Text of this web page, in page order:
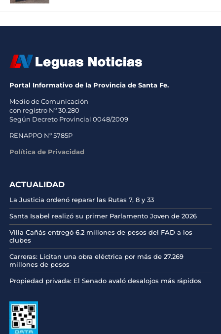
Portal Informativo de la Provincia de Santa Fe.
Medio de Comunicación
con registro Nº 30.280
Según Decreto Provincial 0048/2009
RENAPPO Nº 5785P
Política de Privacidad
ACTUALIDAD
La Justicia ordenó reparar las Rutas 7, 8 y 33
Santa Isabel realizó su primer Parlamento Joven de 2026
Villa Cañás entregó 6.2 millones de pesos del FAD a los
clubes
Carreras: Licitan una obra eléctrica por más de 27.269
millones de pesos
Propiedad privada: El Senado avaló desalojos más rápidos